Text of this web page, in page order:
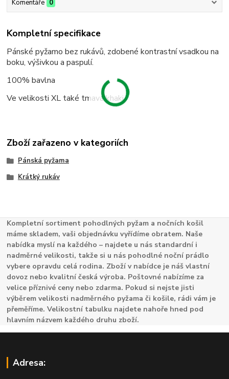
Komentáře 0
Kompletní specifikace
Pánské pyžamo bez rukávů, zdobené kontrastní vsadkou na
boku, výšivkou a paspulí.
100% bavlna
Ve velikosti XL také tmavá khaki.
Zboží zařazeno v kategoriích
Pánská pyžama
Krátký rukáv
Kompletní sortiment pohodlných pyžam a nočních košil
máme skladem, vaši objednávku vyřídíme obratem. Naše
nabídka myslí na každého – najdete u nás standardní i
nadměrné velikosti, takže si u nás pohodlné noční prádlo
vybere opravdu celá rodina. Zboží v nabídce je náš vlastní
dovoz nebo kvalitní česká výroba. Poštovné nabízíme za
velice příznivé ceny nebo zdarma. Pokud si nejste jisti
výběrem velikosti nadměrného pyžama či košile, rádi vám je
přeměříme. Velikostní tabulku najdete nahoře hned pod
hlavním názvem každého druhu zboží.
Adresa: